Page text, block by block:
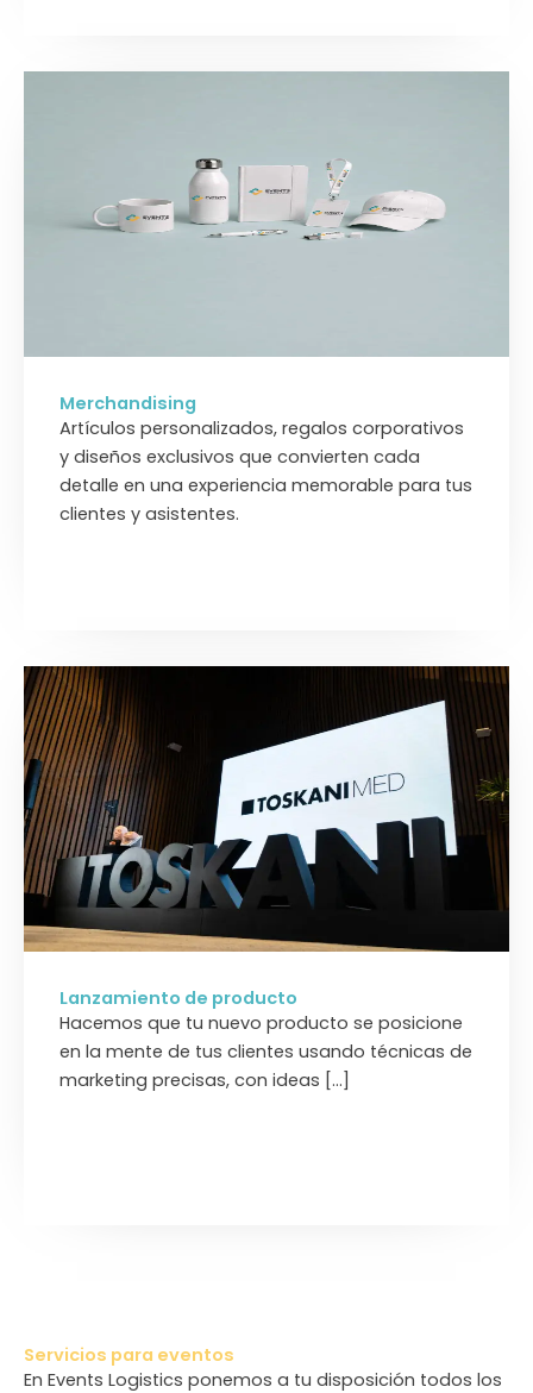
Merchandising
Artículos personalizados, regalos corporativos
y diseños exclusivos que convierten cada
detalle en una experiencia memorable para tus
clientes y asistentes.
Lanzamiento de producto
Hacemos que tu nuevo producto se posicione
en la mente de tus clientes usando técnicas de
marketing precisas, con ideas […]
Servicios para eventos
En Events Logistics ponemos a tu disposición todos los